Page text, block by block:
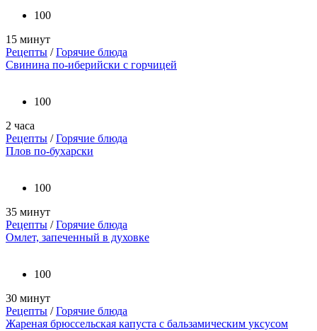
100
15 минут
Рецепты /Горячие блюда
Свинина по-иберийски с горчицей
100
2 часа
Рецепты /Горячие блюда
Плов по-бухарски
100
35 минут
Рецепты /Горячие блюда
Омлет, запеченный в духовке
100
30 минут
Рецепты /Горячие блюда
Жареная брюссельская капуста с бальзамическим уксусом